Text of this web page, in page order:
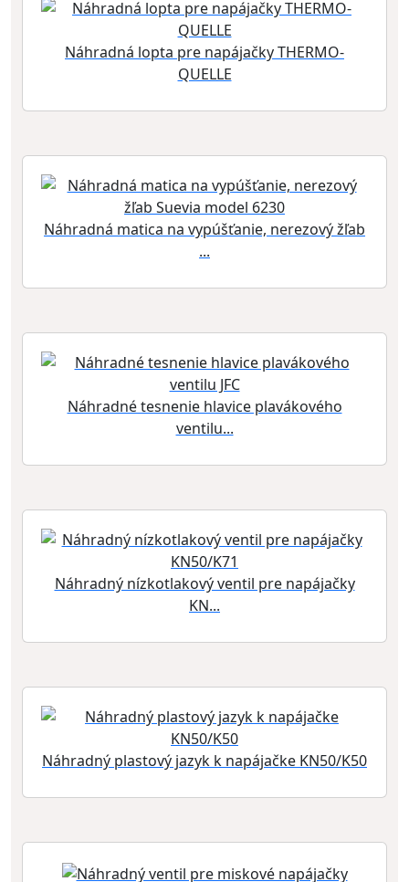
Náhradná lopta pre napájačky THERMO-
QUELLE
Náhradná matica na vypúšťanie, nerezový žľab
...
Náhradné tesnenie hlavice plavákového
ventilu...
Náhradný nízkotlakový ventil pre napájačky
KN...
Náhradný plastový jazyk k napájačke KN50/K50